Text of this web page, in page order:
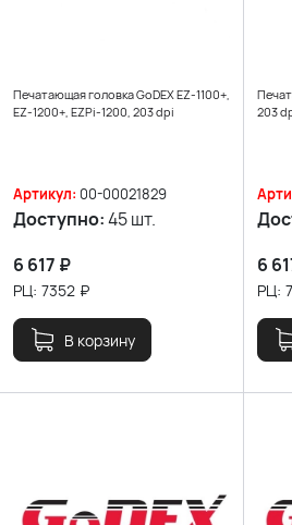
Печатающая головка GoDEX EZ-1100+,
EZ-1200+, EZPi-1200, 203 dpi
Артикул: 00-00021829
Доступно:45 шт.
6 617 ₽
РЦ: 7352 ₽
В корзину
203
6
РЦ: